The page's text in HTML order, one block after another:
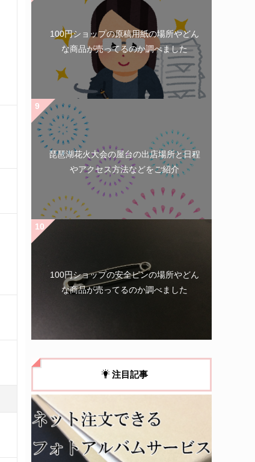
100円ショップの原稿用紙の場所やどん
な商品が売ってるのか調べました
琵琶湖花火大会の屋台の出店場所と日程
やアクセス方法などをご紹介
100円ショップの安全ピンの場所やどん
な商品が売ってるのか調べました
注目記事